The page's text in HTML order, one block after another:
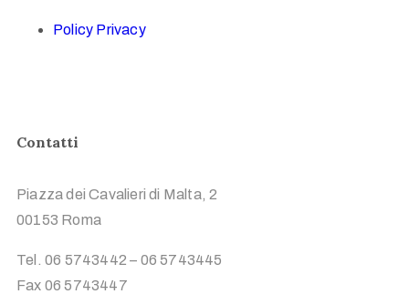
Policy Privacy
Contatti
Piazza dei Cavalieri di Malta, 2
00153 Roma
Tel. 06 5743442 – 06 5743445
Fax 06 5743447